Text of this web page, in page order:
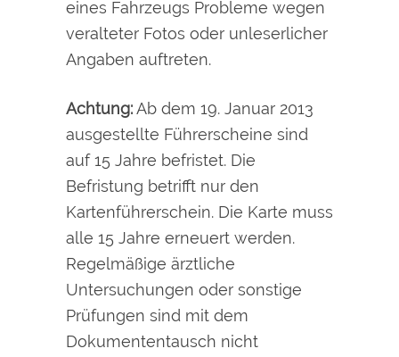
eines Fahrzeugs Probleme wegen
veralteter Fotos oder unleserlicher
Angaben auftreten.
Achtung:Ab dem 19. Januar 2013
ausgestellte Führerscheine sind
auf 15 Jahre befristet. Die
Befristung betrifft nur den
Kartenführerschein. Die Karte muss
alle 15 Jahre erneuert werden.
Regelmäßige ärztliche
Untersuchungen oder sonstige
Prüfungen sind mit dem
Dokumententausch nicht